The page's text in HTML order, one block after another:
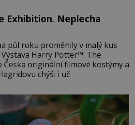
Exhibition. Neplecha
půl roku proměnily v malý kus
Harry Potter™: The
Česka originální filmové kostýmy a
chýši i uč